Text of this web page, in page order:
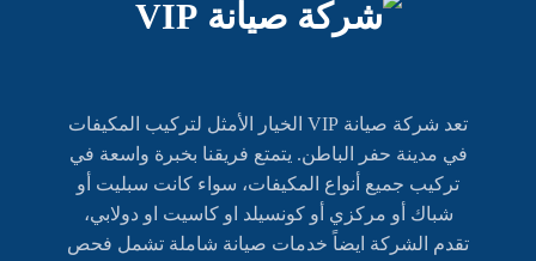
تعد شركة صيانة VIP الخيار الأمثل لتركيب المكيفات
في مدينة حفر الباطن. يتمتع فريقنا بخبرة واسعة في
تركيب جميع أنواع المكيفات، سواء كانت سبليت أو
شباك أو مركزي أو كونسيلد او كاسيت او دولابي،
تقدم الشركة ايضاً خدمات صيانة شاملة تشمل فحص